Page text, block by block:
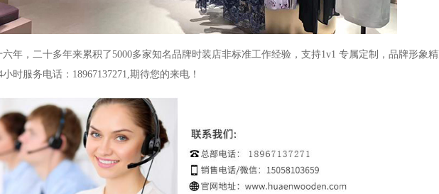
年，二十多年来累积了5000多家知名品牌时装店非标准工作经验，支持1v1 专属定制，品牌形象
小时服务电话： 18967137271,期待您的来电！